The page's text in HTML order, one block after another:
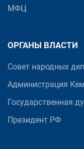
МФЦ
ОРГАНЫ ВЛАСТИ
Совет народных
Администрация
Государственная
Президент РФ